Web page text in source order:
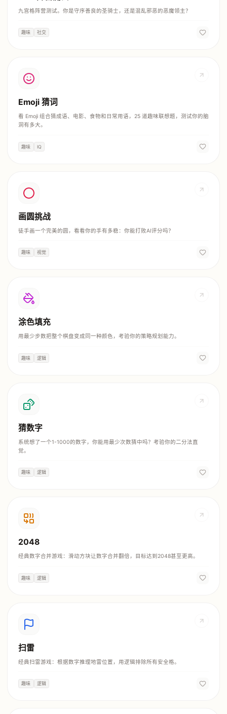
九宫格阵营测试。你是守序善良的圣骑士，还是混乱邪恶的恶魔领主？
趣味 社交
Emoji 猜词
看 Emoji 组合猜成语、电影、食物和日常用语，25 道趣味联想题，测试你的脑
洞有多大。
趣味 IQ
画圆挑战
徒手画一个完美的圆，看看你的手有多稳：你能打败AI评分吗？
趣味 视觉
涂色填充
用最少步数把整个棋盘变成同一种颜色，考验你的策略规划能力。
趣味 逻辑
猜数字
系统想了一个1-1000的数字，你能用最少次数猜中吗？考验你的二分法直
觉。
趣味 逻辑
2048
经典数字合并游戏：滑动方块让数字合并翻倍，目标达到2048甚至更高。
趣味 逻辑
扫雷
经典扫雷游戏：根据数字推理地雷位置，用逻辑排除所有安全格。
趣味 逻辑